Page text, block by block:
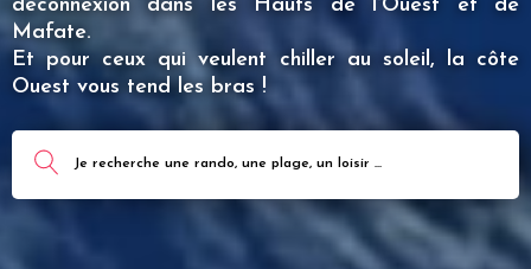
déconnexion dans les Hauts de l'Ouest et de
Mafate.
Et pour ceux qui veulent chiller au soleil, la côte
Ouest vous tend les bras !
Je recherche une rando, une plage, un loisir ...